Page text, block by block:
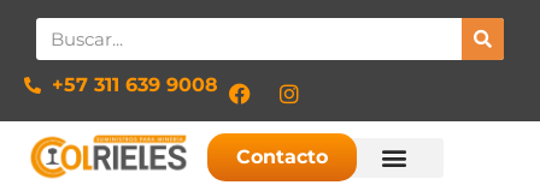
+57 311 639 9008​
Contacto